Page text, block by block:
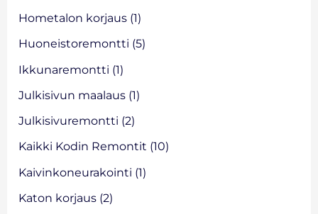
Hometalon korjaus (1)
Huoneistoremontti (5)
Ikkunaremontti (1)
Julkisivun maalaus (1)
Julkisivuremontti (2)
Kaikki Kodin Remontit (10)
Kaivinkoneurakointi (1)
Katon korjaus (2)